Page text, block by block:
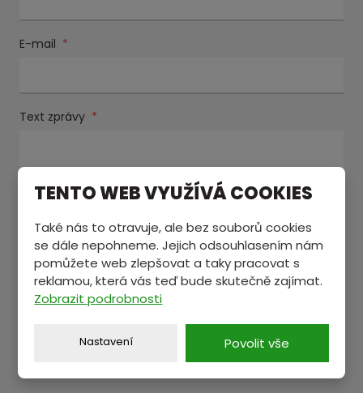
E-mail *
Text zprávy *
Souhlasím
Souhlasím se zpracovánímosobních údajů.
Položky označené hvězdičkou (
Formulář
TENTO WEB VYUŽÍVÁ COOKIES
Také nás to otravuje, ale bez souborů cookies
se dále nepohneme. Jejich odsouhlasením nám
pomůžete web zlepšovat a taky pracovat s
reklamou, která vás teď bude skutečně zajímat.
Zobrazit podrobnosti
Nastavení Povolit vše